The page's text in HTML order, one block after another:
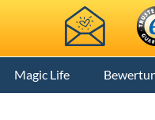
Magic Life